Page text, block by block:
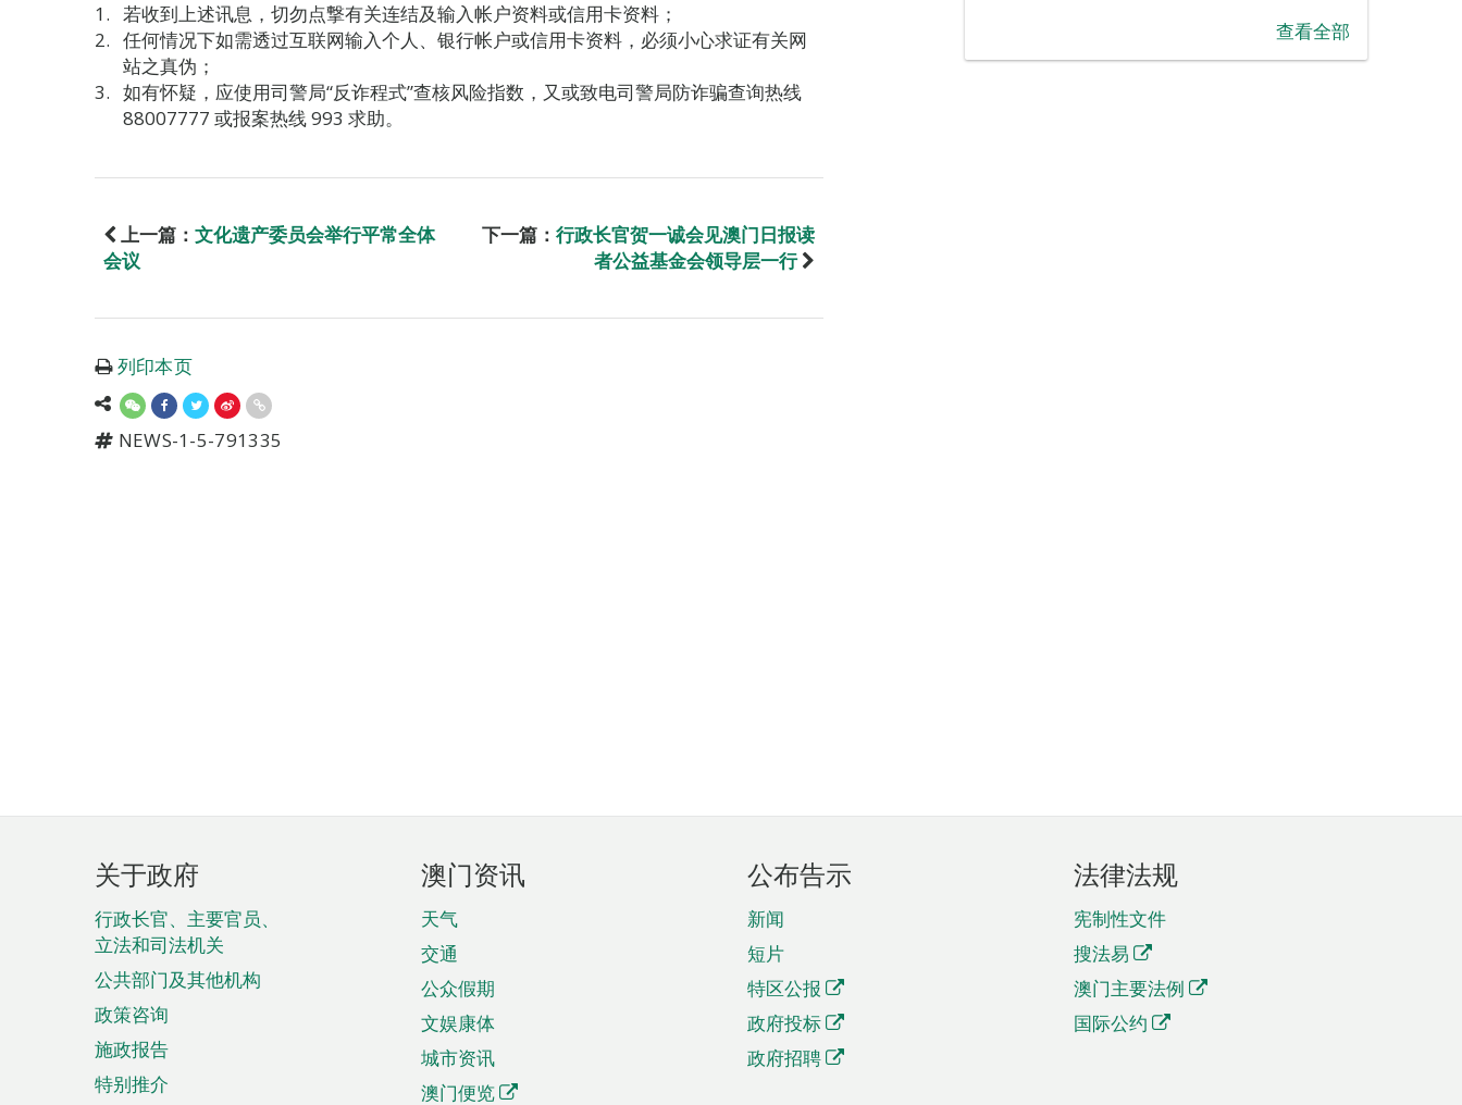
若收到上述讯息，切勿点撃有关连结及输入帐户资料或信用卡资料；
任何情况下如需透过互联网输入个人、银行帐户或信用卡资料，必须小心求证有关网
站之真伪；
如有怀疑，应使用司警局“反诈程式”查核风险指数，又或致电司警局防诈骗查询热线
88007777 或报案热线 993 求助。
上一篇： 文化遗产委员会举行平常全体
会议
下一篇： 行政长官贺一诚会见澳门日报读
者公益基金会领导层一行
列印本页
NEWS-1-5-791335
查看全部
页
脚
菜
单
关于政府
行政长官、主要官员、
立法和司法机关
公共部门及其他机构
政策咨询
施政报告
特别推介
澳门资讯
天气
交通
公众假期
文娱康体
城市资讯
澳门便览
公布告示
新闻
短片
特区公报
政府投标
政府招聘
法律法规
宪制性文件
搜法易
澳门主要法例
国际公约